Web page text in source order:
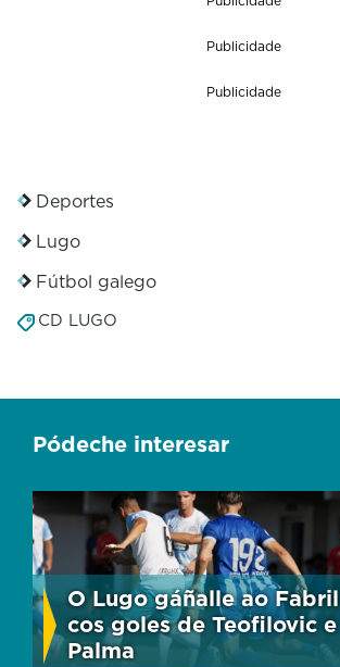
d
s
Publicidade
Publicidade
Deportes
Lugo
Fútbol galego
CD LUGO
Pódeche interesar
O Lugo gáñalle ao Fabril
cos goles de Teofilovic e
Palma